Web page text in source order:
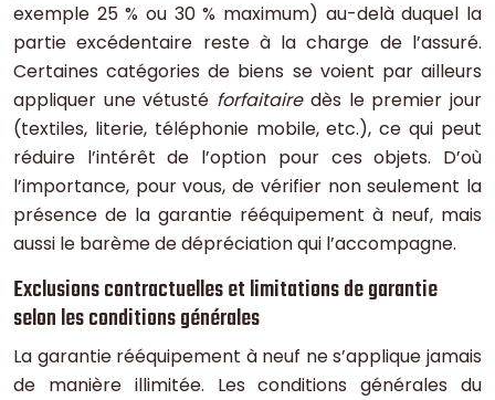
exemple 25 % ou 30 % maximum) au-delà duquel la
partie excédentaire reste à la charge de l’assuré.
Certaines catégories de biens se voient par ailleurs
appliquer une vétusté forfaitairedès le premier jour
(textiles, literie, téléphonie mobile, etc.), ce qui peut
réduire l’intérêt de l’option pour ces objets. D’où
l’importance, pour vous, de vérifier non seulement la
présence de la garantie rééquipement à neuf, mais
aussi le barème de dépréciation qui l’accompagne.
Exclusions contractuelles et limitations de garantie
selon les conditions générales
La garantie rééquipement à neuf ne s’applique jamais
de manière illimitée. Les conditions générales du